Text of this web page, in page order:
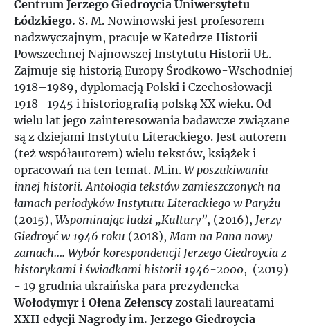
Centrum Jerzego Giedroycia Uniwersytetu
Łódzkiego. S. M. Nowinowski jest profesorem
nadzwyczajnym, pracuje w Katedrze Historii
Powszechnej Najnowszej Instytutu Historii UŁ.
Zajmuje się historią Europy Środkowo-Wschodniej
1918–1989, dyplomacją Polski i Czechosłowacji
1918–1945 i historiografią polską XX wieku. Od
wielu lat jego zainteresowania badawcze związane
są z dziejami Instytutu Literackiego. Jest autorem
(też współautorem) wielu tekstów, książek i
opracowań na ten temat. M.in. W poszukiwaniu
innej historii. Antologia tekstów zamieszczonych na
łamach periodyków Instytutu Literackiego w Paryżu
(2015), Wspominając ludzi „Kultury”, (2016), Jerzy
Giedroyć w 1946 roku (2018),Mam na Pana nowy
zamach…. Wybór korespondencji Jerzego Giedroycia z
historykami i świadkami historii 1946-2000, (2019)
- 19 grudnia ukraińska para prezydencka
Wołodymyr i Ołena Zełenscyzostali laureatami
XXII edycji Nagrody im. Jerzego Giedroycia